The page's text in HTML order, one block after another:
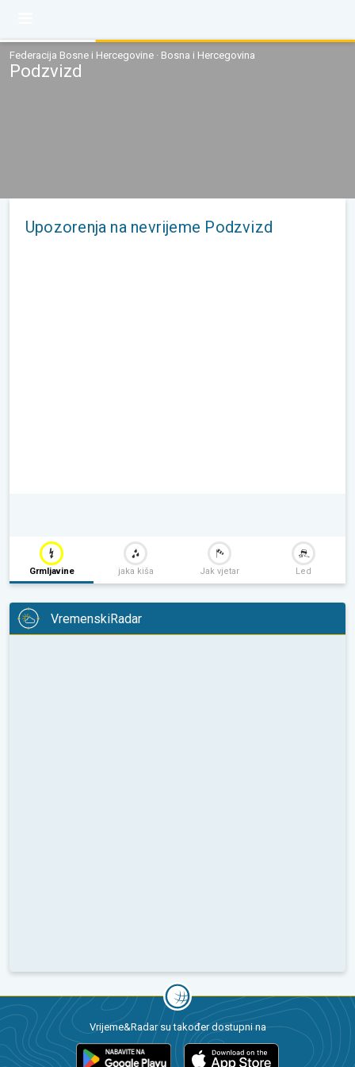
Federacija Bosne i Hercegovine · Bosna i Hercegovina
Podzvizd
Upozorenja na nevrijeme Podzvizd
Grmljavine jaka kiša Jak vjetar Led
VremenskiRadar
Vrijeme&Radar su također dostupni na